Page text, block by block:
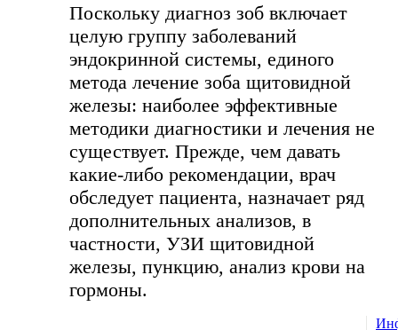
Поскольку диагноз зоб включает
целую группу заболеваний
эндокринной системы, единого
метода лечение зоба щитовидной
железы: наиболее эффективные
методики диагностики и лечения не
существует. Прежде, чем давать
какие-либо рекомендации, врач
обследует пациента, назначает ряд
дополнительных анализов, в
частности, УЗИ щитовидной
железы, пункцию, анализ крови на
гормоны.